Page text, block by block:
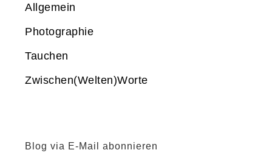
Allgemein
Photographie
Tauchen
Zwischen(Welten)Worte
Blog via E-Mail abonnieren